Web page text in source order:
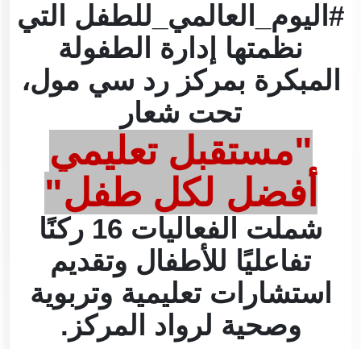
#اليوم_العالمي_للطفل التي
نظمتها إدارة الطفولة
المبكرة بمركز رد سي مول،
تحت شعار
"مستقبل تعليمي
أفضل لكل طفل"
شملت الفعاليات 16 ركنًا
تفاعليًا للأطفال وتقديم
استشارات تعليمية وتربوية
وصحية لرواد المركز.